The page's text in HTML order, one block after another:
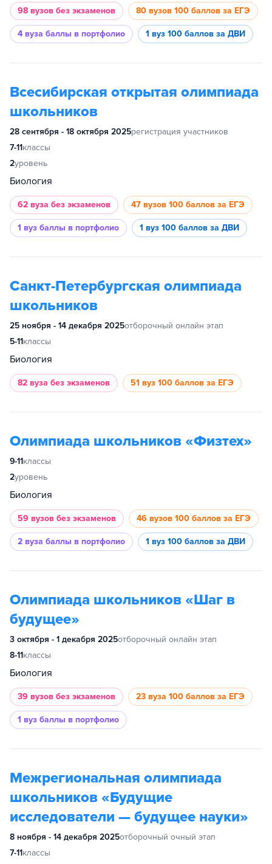
98 вузов без экзаменов 80 вузов 100 баллов за ЕГЭ
4 вуза баллы в портфолио 1 вуз 100 баллов за ДВИ
Всесибирская открытая олимпиада
школьников
28 сентября - 18 октября 2025регистрация участников
7-11классы
2уровень
Биология
62 вуза без экзаменов 47 вузов 100 баллов за ЕГЭ
1 вуз баллы в портфолио 1 вуз 100 баллов за ДВИ
Санкт-Петербургская олимпиада
школьников
25 ноября - 14 декабря 2025отборочный онлайн этап
5-11классы
Биология
82 вуза без экзаменов 51 вуз 100 баллов за ЕГЭ
Олимпиада школьников «Физтех»
9-11классы
2уровень
Биология
59 вузов без экзаменов 46 вузов 100 баллов за ЕГЭ
2 вуза баллы в портфолио 1 вуз 100 баллов за ДВИ
Олимпиада школьников «Шаг в
будущее»
3 октября - 1 декабря 2025отборочный онлайн этап
8-11классы
Биология
39 вузов без экзаменов 23 вуза 100 баллов за ЕГЭ
1 вуз баллы в портфолио
Межрегиональная олимпиада
школьников «Будущие
исследователи — будущее науки»
8 ноября - 14 декабря 2025отборочный очный этап
7-11классы